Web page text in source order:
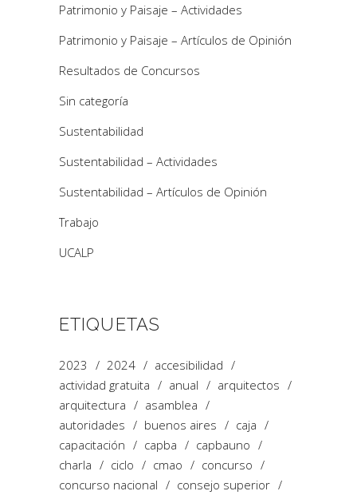
Patrimonio y Paisaje – Actividades
Patrimonio y Paisaje – Artículos de Opinión
Resultados de Concursos
Sin categoría
Sustentabilidad
Sustentabilidad – Actividades
Sustentabilidad – Artículos de Opinión
Trabajo
UCALP
ETIQUETAS
2023 2024
accesibilidad
actividad gratuita
anual
arquitectos
arquitectura
asamblea
autoridades
buenos aires
caja
capacitación
capba
capbauno
charla
ciclo cmao
concurso
concurso nacional
consejo superior